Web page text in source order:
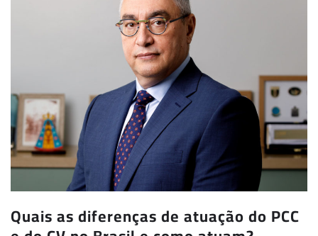
Quais as diferenças de atuação do PCC